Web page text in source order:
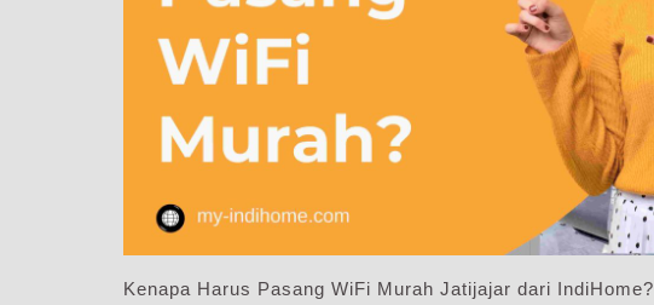
Kenapa Harus Pasang WiFi Murah Jatijajar dari IndiHome?